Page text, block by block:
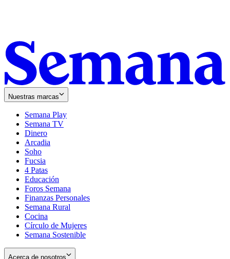
Nuestras marcas
Semana Play
Semana TV
Dinero
Arcadia
Soho
in
new
window
Fucsia
in
new
window
4 Patas
Educación
Foros Semana
Finanzas Personales
Semana Rural
Cocina
Círculo de Mujeres
Semana Sostenible
Acerca de nosotros